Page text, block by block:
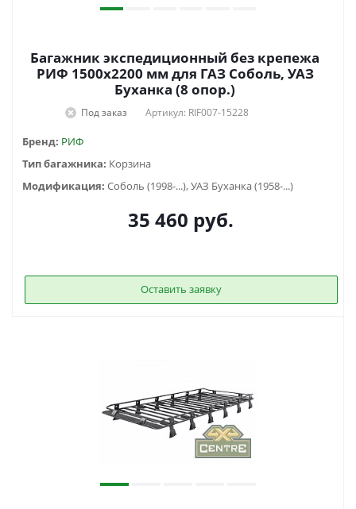
Багажник экспедиционный без крепежа
РИФ 1500х2200 мм для ГАЗ Соболь, УАЗ
Буханка (8 опор.)
Под заказ Артикул: RIF007-15228
Бренд: РИФ
Тип багажника: Корзина
Модификация: Соболь (1998-...), УАЗ Буханка (1958-...)
35 460 руб.
Оставить заявку